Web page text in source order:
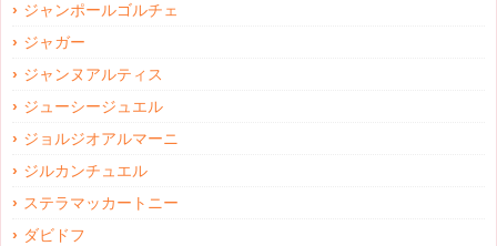
ジャンポールゴルチェ
ジャガー
ジャンヌアルティス
ジューシージュエル
ジョルジオアルマーニ
ジルカンチュエル
ステラマッカートニー
ダビドフ